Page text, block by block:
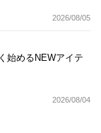
2026/08/05
始めるNEWアイテ
2026/08/04